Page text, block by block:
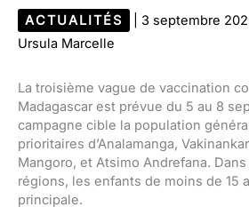
ACTUALITÉS 3 septembre
Ursula Marcelle
La troisième vague de vaccination
Madagascar est prévue du 5 au 8
campagne cible la population
prioritaires d’Analamanga,
Mangoro, et Atsimo Andrefana.
régions, les enfants de moins de 15
principale.